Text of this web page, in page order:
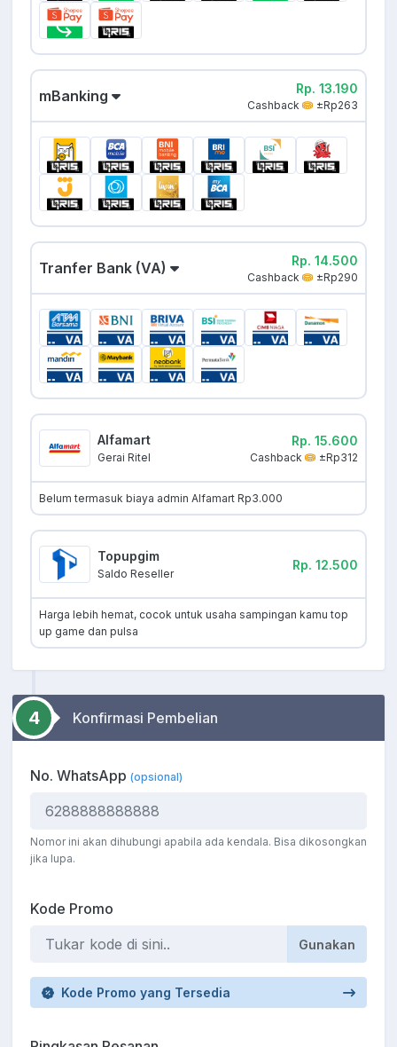
mBanking Rp. 13.190
Cashback ±Rp263
Tranfer Bank (VA) Rp. 14.500
Cashback ±Rp290
Alfamart
Gerai Ritel
Rp. 15.600
Cashback ±Rp312
Belum termasuk biaya admin Alfamart Rp3.000
Topupgim
Saldo Reseller
Rp. 12.500
Harga lebih hemat, cocok untuk usaha sampingan kamu top
up game dan pulsa
4 Konfirmasi Pembelian
No. WhatsApp (opsional)
Nomor ini akan dihubungi apabila ada kendala. Bisa dikosongkan
jika lupa.
Kode Promo
Gunakan
Kode Promo yang Tersedia